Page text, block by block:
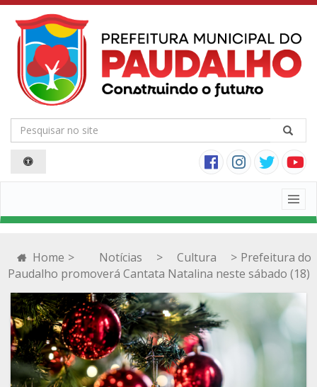
Home > Notícias > Cultura > Prefeitura do
Paudalho promoverá Cantata Natalina neste sábado (18)